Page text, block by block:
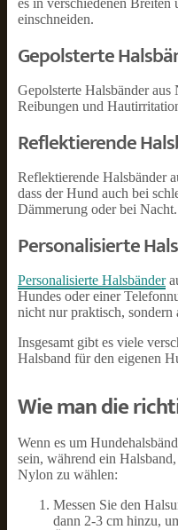
es in verschiedenen
einschneiden.
Gepolsterte
Gepolsterte Halsbänder
Reibungen und
Reflektierende
Reflektierende Halsbänder
dass der Hund auch bei
Dämmerung oder bei Nacht.
Personalisierte
Personalisierte Halsbänder
Hundes oder einer
nicht nur praktisch, sondern
Insgesamt gibt es viele
Halsband für den eigenen
Wie man die
Wenn es um
sein, während ein
Nylon zu wählen:
Messen Sie den
dann 2-3 cm hinzu,